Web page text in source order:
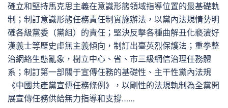
確立和堅持馬克思主義在意識形態領域指導位置的最基礎軌
制；制訂意識形態任務責任制實施辦法，以黨內法規情勢明
確各級黨委（黨組）的責任；堅決反擊各種曲解丑化褻瀆好
漢義士等歷史虛無主義傾向，制訂出臺英烈保護法；重拳整
治網絡生態亂象，樹立中心、省、市三級網信治理任務體
系；制訂第一部關于宣傳任務的基礎性、主干性黨內法規
《中國共產黨宣傳任務條例》，以剛性的法規軌制為全黨開
展宣傳任務供給無力指導和支撐……